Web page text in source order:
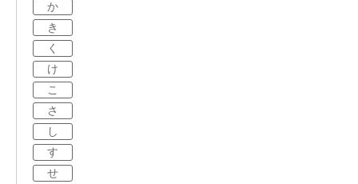
か
き
く
け
こ
さ
し
す
せ